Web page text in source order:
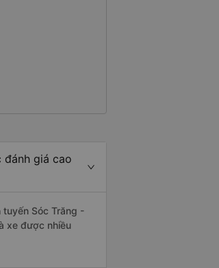
đánh giá cao
Sóc Trăng -
xe được nhiều